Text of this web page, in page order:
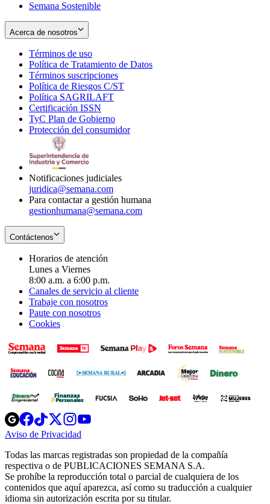
Semana Sostenible
Acerca de nosotros
Términos de uso
in
new
window
Política de Tratamiento de Datos
Términos suscripciones
in
Política de Riesgos C/ST
Política SAGRILAFT
new
window
Certificación ISSN
in
new
TyC Plan de Gobierno
in
Protección del consumidorOpens
Notificaciones judiciales
juridica@semana.com
Para contactar a gestión humana
gestionhumana@semana.com
Contáctenos
Horarios de atención
Lunes a Viernes
8:00 a.m. a 6:00 p.m.
Canales de servicio al cliente
Trabaje con nosotros
Paute con nosotros
Cookies
Opens
in
new
Opens
in
new
Opens
in
new
window
Opens
new
windowwindow
Aviso de Privacidad
new
window
Todas las marcas registradas son propiedad de la compañía
respectiva o de PUBLICACIONES SEMANA S.A.
Se prohíbe la reproducción total o parcial de cualquiera de los
contenidos que aquí aparezca, así como su traducción a cualquier
idioma sin autorización escrita por su titular.